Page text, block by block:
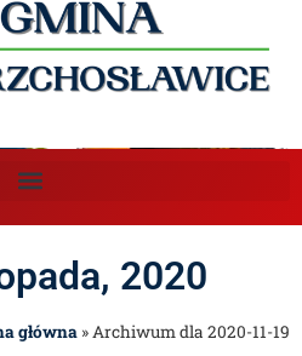
2020
główna »Archiwum dla 2020-11-19